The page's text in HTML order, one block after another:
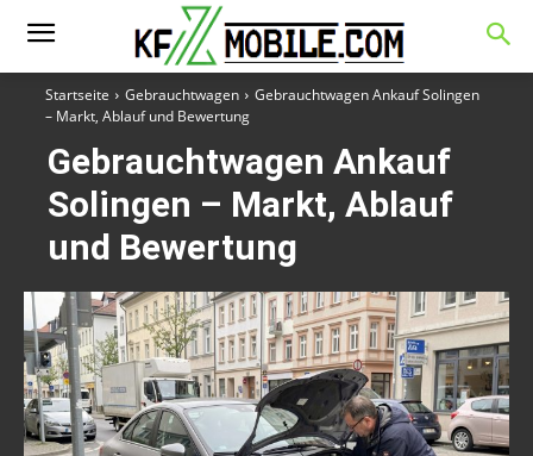
Startseite Gebrauchtwagen
Gebrauchtwagen Ankauf Solingen
– Markt, Ablauf und Bewertung
Gebrauchtwagen Ankauf
Solingen – Markt, Ablauf
und Bewertung